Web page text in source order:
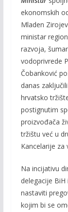
e
b
o
o
k
ekonomskih
Mladen
ministar
razvoja,
vodoprivrede
Čobanković
danas
hrvatsko
postignutim
proizvođača
tržištu već u
Kancelarije za
Na incijativu
delegacije
nastaviti
kojim bi se